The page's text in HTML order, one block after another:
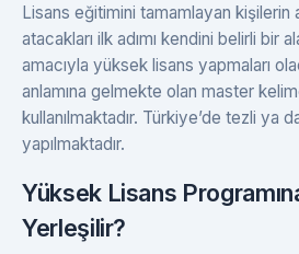
Lisans eğitimini tamamlayan
atacakları ilk adımı kendini belirli bir
amacıyla yüksek lisans yapmaları
anlamına gelmekte olan master
kullanılmaktadır. Türkiye’de tezli ya
yapılmaktadır.
Yüksek Lisans
Yerleşilir?